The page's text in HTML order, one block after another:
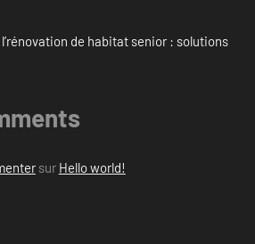
de habitat senior : solutions
sur Hello world!